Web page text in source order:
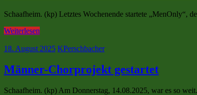
Schaafheim. (kp) Letztes Wochenende startete „MenOnly“,
Weiterlesen
18. August 2025 KPerschbacher
Männer-Chorprojekt gestartet
Schaafheim. (kp) Am Donnerstag, 14.08.2025, war es so